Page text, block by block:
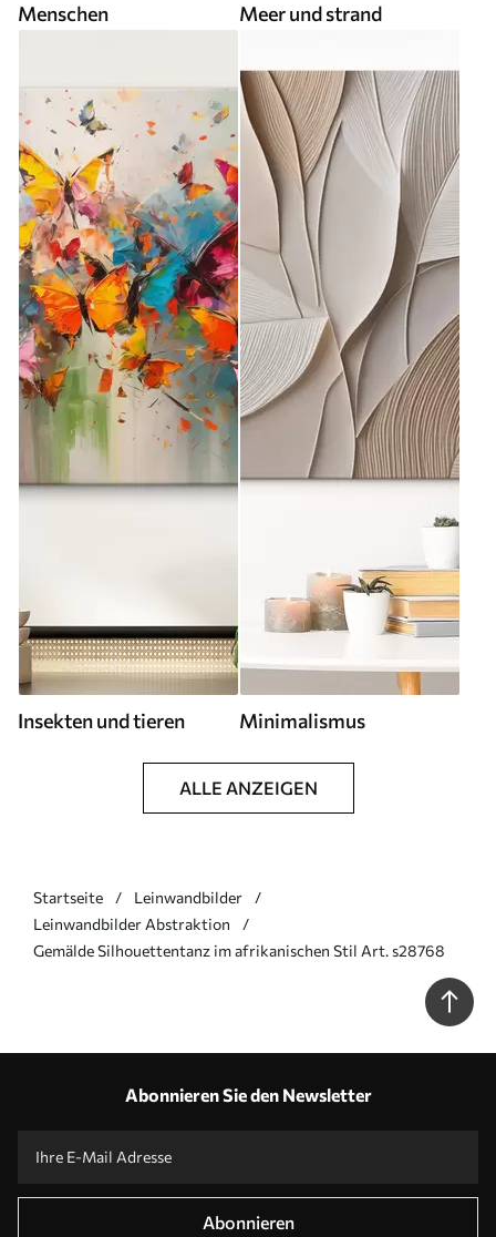
Menschen Meer und strand
Insekten und tieren Minimalismus
ALLE ANZEIGEN
Startseite
Leinwandbilder
Leinwandbilder Abstraktion
Gemälde Silhouettentanz im afrikanischen Stil Art. s28768
Abonnieren Sie den Newsletter
Abonnieren